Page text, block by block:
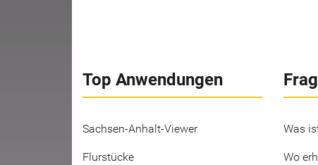
Top Anwendungen
Sachsen-Anhalt-Viewer
Flurstücke
Was
Wo